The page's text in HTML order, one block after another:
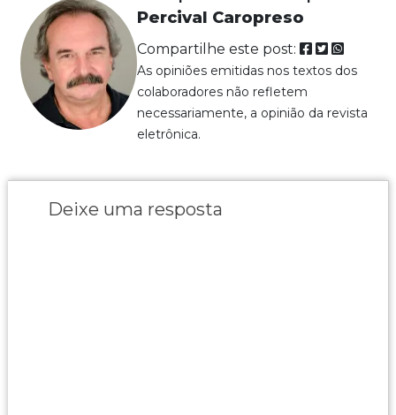
Percival Caropreso
Compartilhe este post:
As opiniões emitidas nos textos dos
colaboradores não refletem
necessariamente, a opinião da revista
eletrônica.
Deixe uma resposta